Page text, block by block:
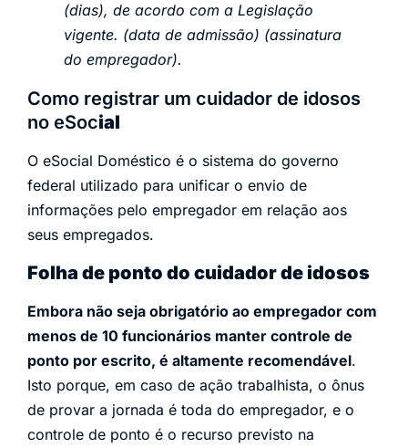
(dias), de acordo com a Legislação
vigente. (data de admissão) (assinatura
do empregador).
Como registrar um cuidador de idosos
no eSocial
O eSocial Doméstico é o sistema do governo
federal utilizado para unificar o envio de
informações pelo empregador em relação aos
seus empregados.
Folha de ponto do cuidador de idosos
Embora não seja obrigatório ao empregador com
menos de 10 funcionários manter controle de
ponto por escrito, é altamente recomendável.
Isto porque, em caso de ação trabalhista, o ônus
de provar a jornada é toda do empregador, e o
controle de ponto é o recurso previsto na